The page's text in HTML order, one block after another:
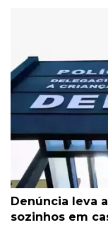
Denúncia leva
sozinhos em